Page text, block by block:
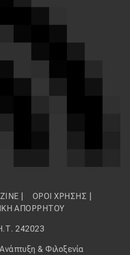
| ΟΡΟΙ ΧΡΗΣΗΣ
ΑΠΟΡΡΗΤΟΥ
242023
& Φιλοξενία